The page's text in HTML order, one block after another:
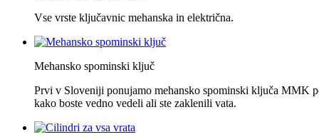
Vse vrste ključavnic mehanska in električna.
Mehansko spominski ključ
Prvi v Sloveniji ponujamo mehansko spominski ključa MMK
kako boste vedno vedeli ali ste zaklenili vata.